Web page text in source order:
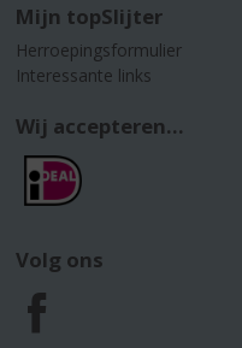
Mijn topSlijter
Herroepingsformulier
Interessante links
Wij accepteren...
Volg ons
F